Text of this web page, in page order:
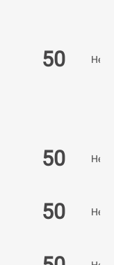
50 Нет
50 Нет
50 Нет